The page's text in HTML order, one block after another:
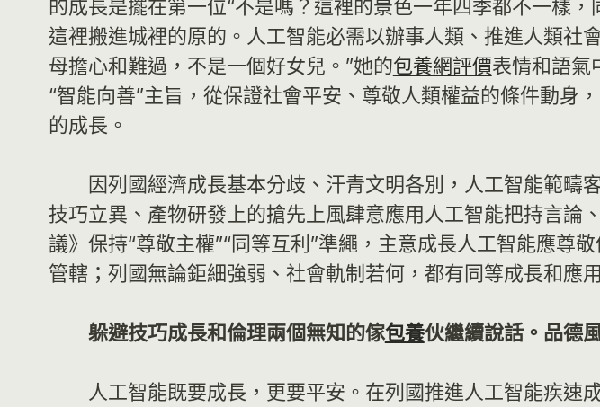
的成長是擺在第一位“不是嗎？這裡的景色一年四季都不一樣
這裡搬進城裡的原的。人工智能必需以辦事人類、推進人類社
母擔心和難過，不是一個好女兒。”她的包養網評價表情和語氣
“智能向善”主旨，從保證社會平安、尊敬人類權益的條件動身
的成長。
因列國經濟成長基本分歧、汗青文明各別，人工智能範疇
技巧立異、產物研發上的搶先上風肆意應用人工智能把持言論
議》保持“尊敬主權”“同等互利”準繩，主意成長人工智能應尊
管轄；列國無論鉅細強弱、社會軌制若何，都有同等成長和應
躲避技巧成長和倫理兩個無知的傢包養伙繼續說話。品德
人工智能既要成長，更要平安。在列國推進人工智能疾